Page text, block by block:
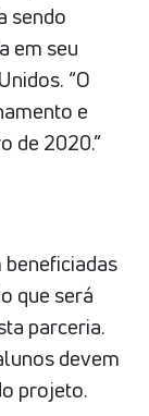
sendo
em seu
“O
e
de 2020.”
beneficiadas
que será
parceria.
devem
projeto.